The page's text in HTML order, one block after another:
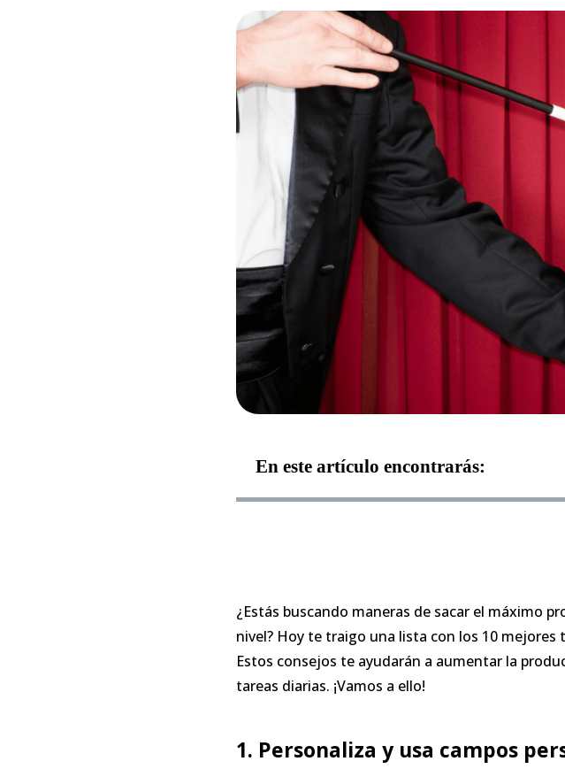
En este artículo encontrarás:
¿Estás buscando maneras de sacar el máximo
nivel? Hoy te traigo una lista con los 10
Estos consejos te ayudarán a aumentar la
tareas diarias. ¡Vamos a ello!
1. Personaliza y usa campos